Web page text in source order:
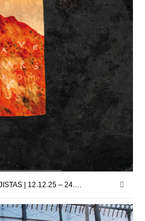
SAVE MARS FROM US | PAISAJISTAS | 12.12.25 – 24.01.26